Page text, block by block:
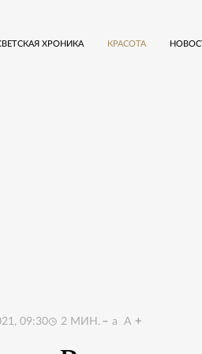
ХРОНИКА КРАСОТА
09:30 2 МИН. a A